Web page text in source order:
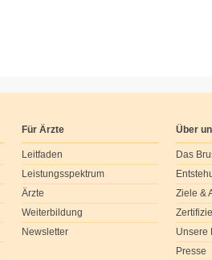
Für Ärzte
Leitfaden
Leistungsspektrum
Ärzte
Weiterbildung
Newsletter
Über
Das
Ziele &
Unsere
Presse